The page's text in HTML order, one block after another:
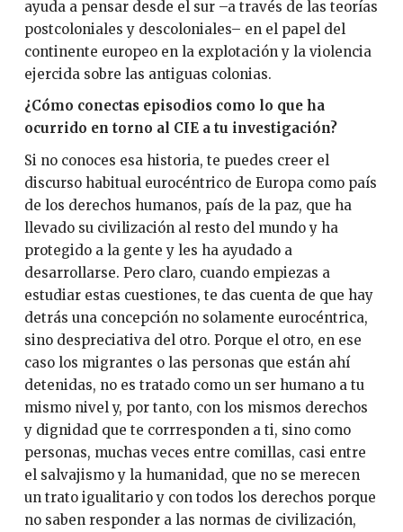
ayuda a pensar desde el sur –a través de las teorías
postcoloniales y descoloniales– en el papel del
continente europeo en la explotación y la violencia
ejercida sobre las antiguas colonias.
¿Cómo conectas episodios como lo que ha
ocurrido en torno al CIE a tu investigación?
Si no conoces esa historia, te puedes creer el
discurso habitual eurocéntrico de Europa como país
de los derechos humanos, país de la paz, que ha
llevado su civilización al resto del mundo y ha
protegido a la gente y les ha ayudado a
desarrollarse. Pero claro, cuando empiezas a
estudiar estas cuestiones, te das cuenta de que hay
detrás una concepción no solamente eurocéntrica,
sino despreciativa del otro. Porque el otro, en ese
caso los migrantes o las personas que están ahí
detenidas, no es tratado como un ser humano a tu
mismo nivel y, por tanto, con los mismos derechos
y dignidad que te corrresponden a ti, sino como
personas, muchas veces entre comillas, casi entre
el salvajismo y la humanidad, que no se merecen
un trato igualitario y con todos los derechos porque
no saben responder a las normas de civilización,